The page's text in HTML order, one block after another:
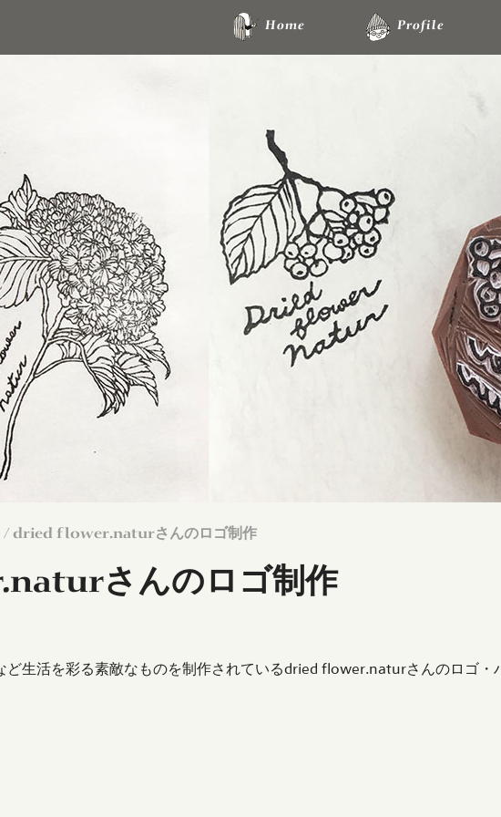
Home Profile
/ dried flower.naturさんのロゴ制作
さんのロゴ制作
ど生活を彩る素敵なものを制作されているdried flower.naturさんのロゴ・